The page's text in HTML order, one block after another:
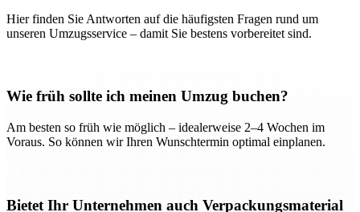
Hier finden Sie Antworten auf die häufigsten Fragen rund um
unseren Umzugsservice – damit Sie bestens vorbereitet sind.
Wie früh sollte ich meinen Umzug buchen?
Am besten so früh wie möglich – idealerweise 2–4 Wochen im
Voraus. So können wir Ihren Wunschtermin optimal einplanen.
Bietet Ihr Unternehmen auch Verpackungsmaterial